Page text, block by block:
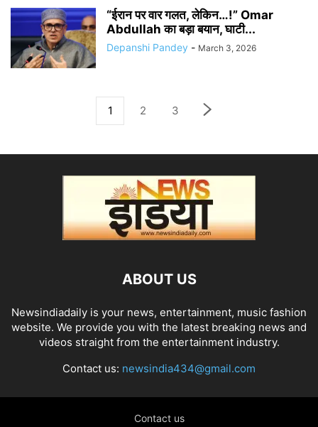
“ईरान पर वार गलत, लेकिन…!” Omar
Abdullah का बड़ा बयान, घाटी...
Depanshi Pandey - March 3, 2026
1 2 3
ABOUT US
Newsindiadaily is your news, entertainment, music fashion
website. We provide you with the latest breaking news and
videos straight from the entertainment industry.
Contact us: newsindia434@gmail.com
Contact us